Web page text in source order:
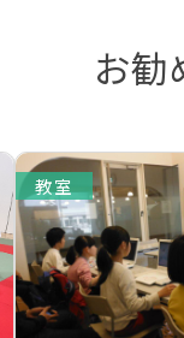
お勧
教室